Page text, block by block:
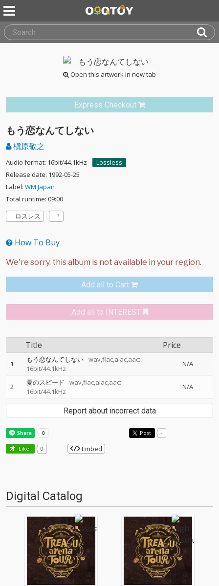
Open this artwork in new tab
Express Checkout
もう恋なんてしない
槇原敬之
Audio format: 16bit/44.1kHz
Lossless
Release date: 1992-05-25
Label: WM Japan
Total runtime: 09:00
ロスレス
How To Buy
Add all to Cart
Add all to INTEREST
Title Price
1 もう恋なんてしない wav,flac,alac,aac:
16bit/44.1kHz
N/A
2 夏のスピード
wav,flac,alac,aac:
16bit/44.1kHz
N/A
Report about incorrect data
Post -
Like! 0 Embed
Digital Catalog